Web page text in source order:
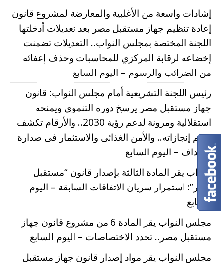
إشادات واسعة من الأغلبية والمعارضة لمشروع قانون
إعادة تنظيم جهاز مستقبل مصر بعد تعديلات أدخلتها
اللجنة المختصة بمجلس النواب.. التعديلات تضمنت
إخضاعه لرقابة المركزي للمحاسبات وحذف إعفائه
من الضرائب والرسوم – اليوم السابع
رئيس اللجنة التشريعية أمام مجلس النواب: قانون
جهاز مستقبل مصر يرسخ دوره التنموى ويمنحه
استقلالية ومرونة لدعم رؤية 2030.. والأرقام تكشف
حجم إنجازاته.. والأمن الغذائى والاستثمار فى صدارة
الأهداف – اليوم السابع
النواب يقر المادة الثالثة بإصدار قانون “مستقبل
مصر”: استمرار سريان الاتفاقات السابقة – اليوم
السابع
مجلس النواب يقر المادة 6 من مشروع قانون جهاز
مستقبل مصر.. تحدد الاختصاصات – اليوم السابع
مجلس النواب يقر مواد إصدار قانون جهاز مستقبل